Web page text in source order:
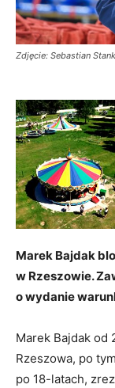
Zdjęcie: Sebastian
Marek Bajdak
w Rzeszowie.
o wydanie
Marek Bajdak od
Rzeszowa, po
po 18-latach,